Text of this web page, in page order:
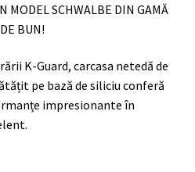
MODEL SCHWALBE DIN GAMĂ
BUN!
K-Guard, carcasa netedă de
pe bază de siliciu conferă
impresionante în